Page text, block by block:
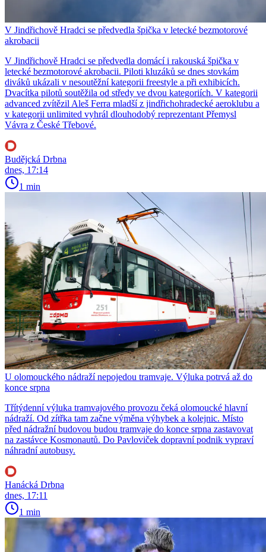
V Jindřichově Hradci se předvedla špička v letecké bezmotorové
akrobacii
V Jindřichově Hradci se předvedla domácí i rakouská špička v
letecké bezmotorové akrobacii. Piloti kluzáků se dnes stovkám
diváků ukázali v nesoutěžní kategorii freestyle a při exhibicích.
Dvacítka pilotů soutěžila od středy ve dvou kategoriích. V kategorii
advanced zvítězil Aleš Ferra mladší z jindřichohradecké aeroklubu a
v kategorii unlimited vyhrál dlouhodobý reprezentant Přemysl
Vávra z České Třebové.
Budějcká Drbna
dnes, 17:14
1 min
U olomouckého nádraží nepojedou tramvaje. Výluka potrvá až do
konce srpna
Třítýdenní výluka tramvajového provozu čeká olomoucké hlavní
nádraží. Od zítřka tam začne výměna výhybek a kolejnic. Místo
před nádražní budovou budou tramvaje do konce srpna zastavovat
na zastávce Kosmonautů. Do Pavloviček dopravní podnik vypraví
náhradní autobusy.
Hanácká Drbna
dnes, 17:11
1 min